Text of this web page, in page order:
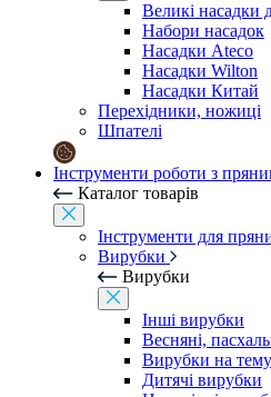
Великі насадки
Набори насадок
Насадки Ateco
Насадки Wilton
Насадки Китай
Перехідники, ножиці
Шпателі
Інструменти роботи з
Каталог товарів
Інструменти для
Вирубки
Вирубки
Інші вирубки
Весняні,
Вирубки на
Дитячі вирубки